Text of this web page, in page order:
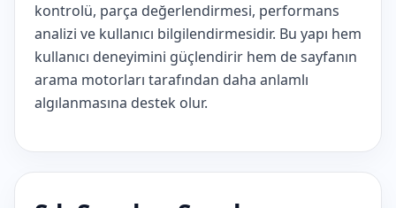
kontrolü, parça değerlendirmesi, performans
analizi ve kullanıcı bilgilendirmesidir. Bu yapı hem
kullanıcı deneyimini güçlendirir hem de sayfanın
arama motorları tarafından daha anlamlı
algılanmasına destek olur.